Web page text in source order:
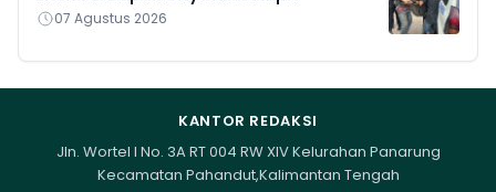
07 Agustus 2026
KANTOR REDAKSI
Jln. Wortel I No. 3A RT 004 RW XIV Kelurahan Panarung
Kecamatan Pahandut,Kalimantan Tengah